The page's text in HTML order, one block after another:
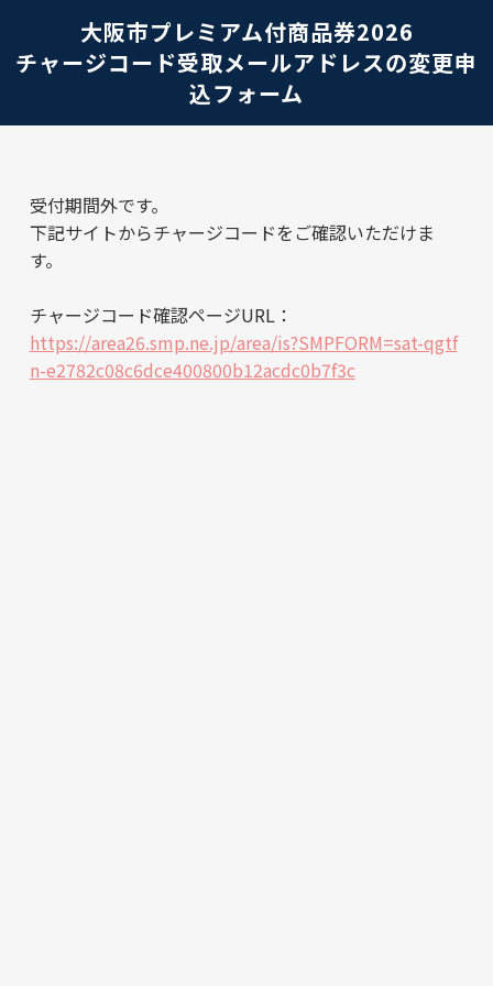
大阪市プレミアム付商品券2026
チャージコード受取メールアドレスの変更申
込フォーム
受付期間外です。
下記サイトからチャージコードをご確認いただけま
す。
チャージコード確認ページURL：
https://area26.smp.ne.jp/area/is?SMPFORM=sat-qgtf
n-e2782c08c6dce400800b12acdc0b7f3c